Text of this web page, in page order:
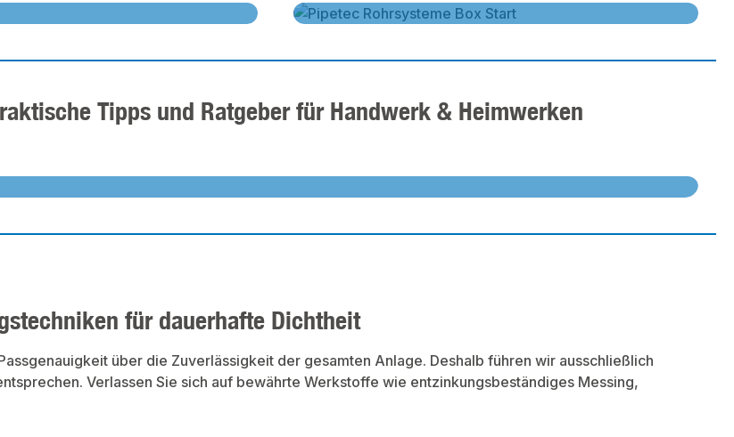
Entdecke das Pipetec Rohrsystem
Tipps und Ratgeber für Handwerk & Heimwerken
Tricks im Ratgeber
für dauerhafte Dichtheit
über die Zuverlässigkeit der gesamten Anlage. Deshalb führen wir ausschließlich
Verlassen Sie sich auf bewährte Werkstoffe wie entzinkungsbeständiges Messing,